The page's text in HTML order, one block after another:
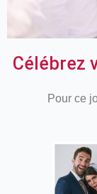
Célébrez
Pour ce